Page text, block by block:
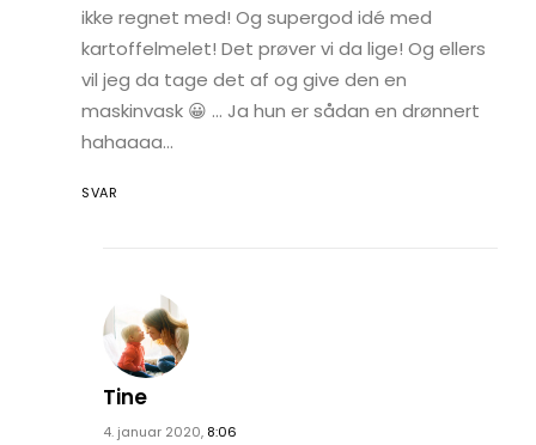
ikke regnet med! Og supergod idé med
kartoffelmelet! Det prøver vi da lige! Og ellers
vil jeg da tage det af og give den en
maskinvask 😀 … Ja hun er sådan en drønnert
hahaaaa…
SVAR
Tine
4. januar 2020, 8:06